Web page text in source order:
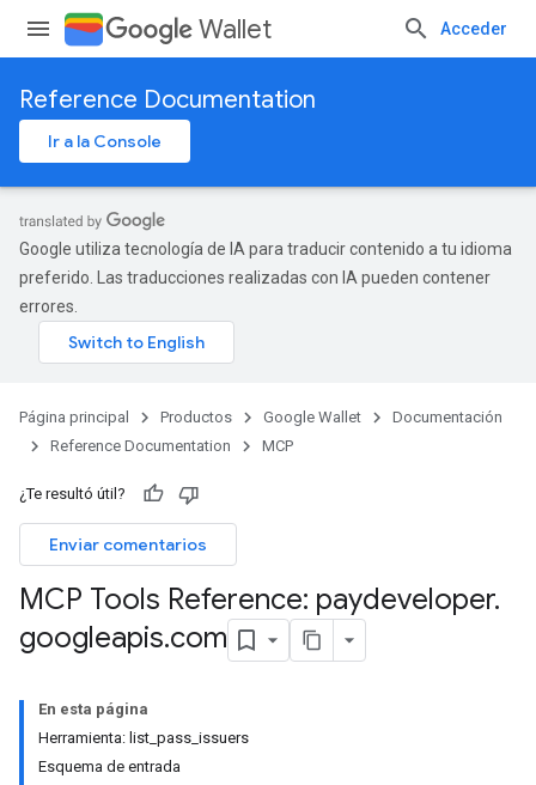
Wallet Acceder
Reference Documentation
Ir a la Console
Google utiliza tecnología de IA para traducir contenido a tu idioma
preferido. Las traducciones realizadas con IA pueden contener
errores.
Página principal Productos Google Wallet
Documentación
Reference Documentation
MCP
¿Te resultó útil?
Enviar comentarios
MCP Tools Reference: paydeveloper.
googleapis.com
En esta página
Herramienta: list_pass_issuers
Esquema de entrada